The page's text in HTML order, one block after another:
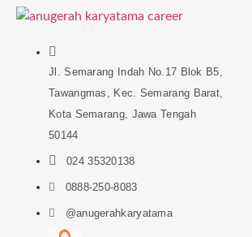
Jl. Semarang Indah No.17 Blok B5,
Tawangmas, Kec. Semarang Barat,
Kota Semarang, Jawa Tengah
50144
024 35320138
0888-250-8083
@anugerahkaryatama